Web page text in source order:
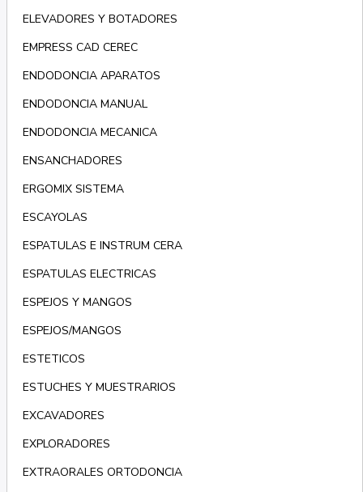
ELEVADORES Y BOTADORES
EMPRESS CAD CEREC
ENDODONCIA APARATOS
ENDODONCIA MANUAL
ENDODONCIA MECANICA
ENSANCHADORES
ERGOMIX SISTEMA
ESCAYOLAS
ESPATULAS E INSTRUM CERA
ESPATULAS ELECTRICAS
ESPEJOS Y MANGOS
ESPEJOS/MANGOS
ESTETICOS
ESTUCHES Y MUESTRARIOS
EXCAVADORES
EXPLORADORES
EXTRAORALES ORTODONCIA